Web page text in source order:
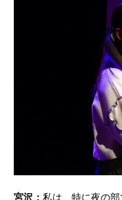
宮沢： 私は、特に夜の